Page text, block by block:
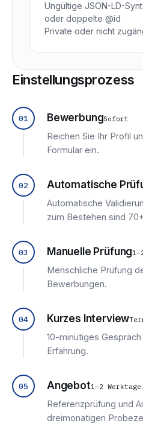
Ungültige JSON-LD-
oder doppelte @id
Private oder nicht
Einstellungsprozess
01 BewerbungSofort
Reichen Sie Ihr Profil
Formular ein.
02 Automatische
Automatische
zum Bestehen sind
03 Manuelle Prüfung
Menschliche Prüfung
Bewerbungen.
04 Kurzes Interview
10-minütiges
Erfahrung.
05 Angebot1–2 Werktage
Referenzprüfung und
dreimonatigen